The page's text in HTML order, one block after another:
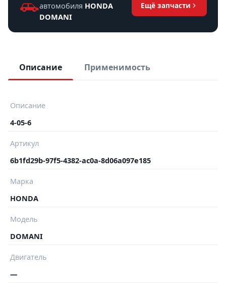
автомобиля HONDA
DOMANI
Ещё запчасти
Описание Применимость
Описание
4-05-6
Артикул
6b1fd29b-97f5-4382-ac0a-8d06a097e185
Марка
HONDA
Модель
DOMANI
Двигатель
—